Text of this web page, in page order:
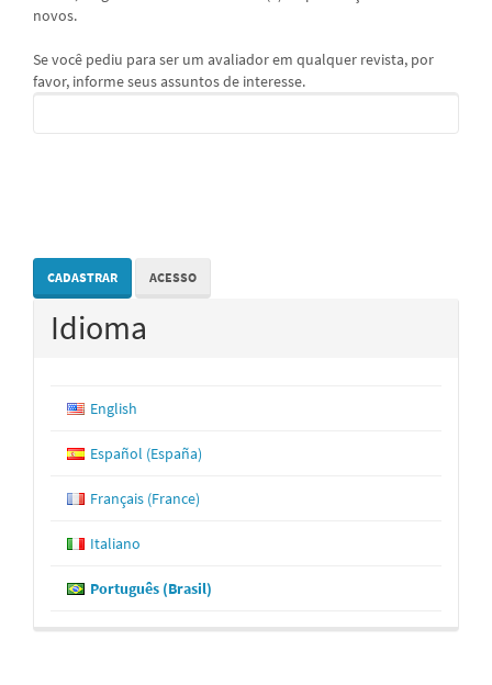
novos.
Se você pediu para ser um avaliador em qualquer revista, por
favor, informe seus assuntos de interesse.
CADASTRAR ACESSO
Idioma
English
Español (España)
Français (France)
Italiano
Português (Brasil)